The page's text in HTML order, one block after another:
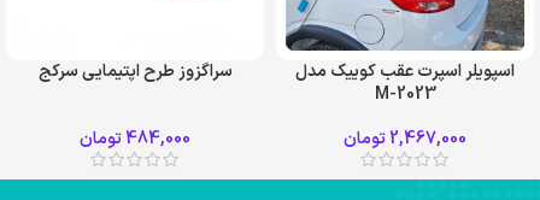
سفید قرمز
اسپویلر اسپرت عقب کوییک مدل
M-2023
2,467,000تومان
سراگزوز طرح اپتیمایی سرکج
484,000تومان